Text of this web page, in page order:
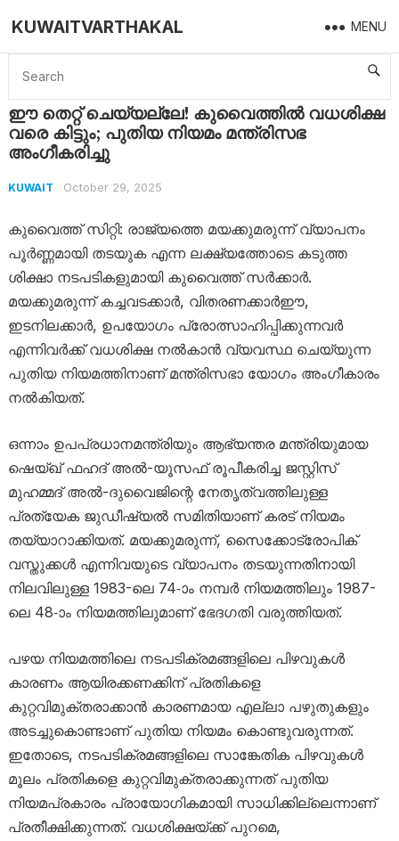
KUWAITVARTHAKAL MENU
Home Kuwait ഈ തെറ്റ് ചെയ്യല്ലേ! കുവൈത്തിൽ വധശിക്ഷ വരെ കിട്ടും; പുതിയ നിയമം മന്ത്രിസഭ അംഗീകരിച്ചു
ഈ തെറ്റ് ചെയ്യല്ലേ! കുവൈത്തിൽ വധശിക്ഷ
വരെ കിട്ടും; പുതിയ നിയമം മന്ത്രിസഭ
അംഗീകരിച്ചു
KUWAIT October 29, 2025
കുവൈത്ത് സിറ്റി: രാജ്യത്തെ മയക്കുമരുന്ന് വ്യാപനം
പൂർണ്ണമായി തടയുക എന്ന ലക്ഷ്യത്തോടെ കടുത്ത
ശിക്ഷാ നടപടികളുമായി കുവൈത്ത് സർക്കാർ.
മയക്കുമരുന്ന് കച്ചവടക്കാർ, വിതരണക്കാർഈ,
ഇടനിലക്കാർ, ഉപയോഗം പ്രോത്സാഹിപ്പിക്കുന്നവർ
എന്നിവർക്ക് വധശിക്ഷ നൽകാൻ വ്യവസ്ഥ ചെയ്യുന്ന
പുതിയ നിയമത്തിനാണ് മന്ത്രിസഭാ യോഗം അംഗീകാരം
നൽകിയത്.
ഒന്നാം ഉപപ്രധാനമന്ത്രിയും ആഭ്യന്തര മന്ത്രിയുമായ
ഷെയ്ഖ് ഫഹദ് അൽ-യൂസഫ് രൂപീകരിച്ച ജസ്റ്റിസ്
മുഹമ്മദ് അൽ-ദുവൈജിന്റെ നേതൃത്വത്തിലുള്ള
പ്രത്യേക ജുഡീഷ്യൽ സമിതിയാണ് കരട് നിയമം
തയ്യാറാക്കിയത്. മയക്കുമരുന്ന്, സൈക്കോട്രോപിക്
വസ്തുക്കൾ എന്നിവയുടെ വ്യാപനം തടയുന്നതിനായി
നിലവിലുള്ള 1983-ലെ 74-ാം നമ്പർ നിയമത്തിലും 1987-
ലെ 48-ാം നിയമത്തിലുമാണ് ഭേദഗതി വരുത്തിയത്.
പഴയ നിയമത്തിലെ നടപടിക്രമങ്ങളിലെ പിഴവുകൾ
കാരണം ആയിരക്കണക്കിന് പ്രതികളെ
കുറ്റവിമുക്തരാക്കാൻ കാരണമായ എല്ലാ പഴുതുകളും
അടച്ചുകൊണ്ടാണ് പുതിയ നിയമം കൊണ്ടുവരുന്നത്.
ഇതോടെ, നടപടിക്രമങ്ങളിലെ സാങ്കേതിക പിഴവുകൾ
മൂലം പ്രതികളെ കുറ്റവിമുക്തരാക്കുന്നത് പുതിയ
നിയമപ്രകാരം പ്രായോഗികമായി സാധിക്കില്ലെന്നാണ്
പ്രതീക്ഷിക്കുന്നത്. വധശിക്ഷയ്ക്ക് പുറമെ,